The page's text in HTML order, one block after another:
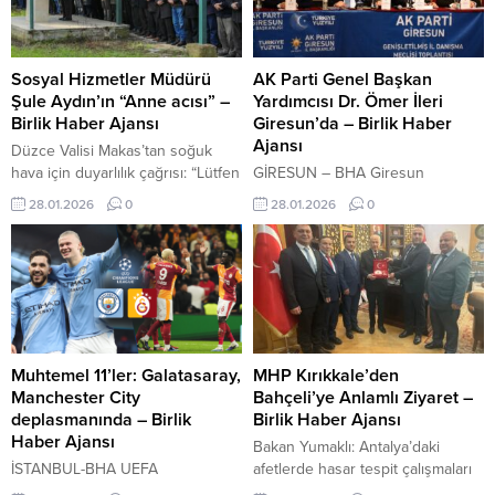
elektronik kitabı ücretsiz erişime
açacak İçeriği Görüntüle Dizi ekibi
ve oyuncuların kentteki farklı
noktalarda gerçekleştireceği
çekimlerin belirli bir süre devam...
Karayolu’ndan Çıralı’ya ulaşımı
sağlayan yolun ilk virajında
yaşanan toprak kayması, bölgede
kısa süreli paniğe neden oldu.
Heyelan nedeniyle yol güvenlik
gerekçesiyle...
Sosyal Hizmetler Müdürü
Şule Aydın’ın “Anne acısı” –
Birlik Haber Ajansı
Düzce Valisi Makas’tan soğuk
hava için duyarlılık çağrısı: “Lütfen
bizi haberdar edin” İçeriği
Görüntüle EROL TAYHAN /
DÜZCE – BHA Düzce Belediyesi
Sosyal Hizmetler Müdürü Şule
Aydın’ın annesi, Düzce Belediyesi
İmar ve Şehircilik Müdürü
Kalender Aydın’ın kayınvalidesi
Nimet Akkurt hayatını kaybetti.
Duraklar(Tahirağa) köyünden
marangoz ve mobilya ustası
merhum Burhan Akkurt’un...
28.01.2026 0
AK Parti Genel Başkan
Yardımcısı Dr. Ömer İleri
Giresun’da – Birlik Haber
Ajansı
GİRESUN – BHA Giresun
Belediyesi’nden kanalizasyon
sorununa çözüm İçeriği
Görüntüle AK Parti Genel Başkan
Yardımcısı Dr. Ömer İleri
Giresun’da Konuştu: Terörsüz
Türkiye ve Yeni Teknoloji Atılımları
aralıksız devam ediyor. AK Parti
Genel Başkan Yardımcısı Dr.
Ömer İleri, “Bundan çok kısa bir
süre sonra bu memleket sadece
ve sadece hayata geçirdiği...
28.01.2026 0
Muhtemel 11’ler: Galatasaray,
Manchester City
deplasmanında – Birlik
Haber Ajansı
İSTANBUL-BHA UEFA
MHP Kırıkkale’den
Bahçeli’ye Anlamlı Ziyaret –
Birlik Haber Ajansı
Bakan Yumaklı: Antalya’daki
afetlerde hasar tespit çalışmaları